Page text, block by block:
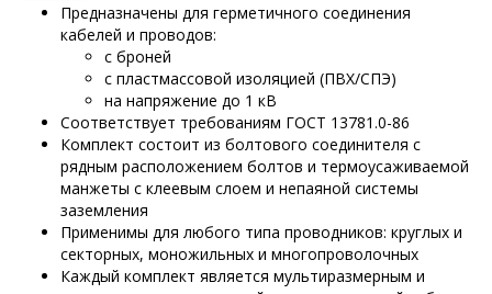
Предназначены для герметичного соединения
кабелей и проводов:
с броней
с пластмассовой изоляцией (ПВХ/СПЭ)
на напряжение до 1 кВ
Соответствует требованиям ГОСТ 13781.0-86
Комплект состоит из болтового соединителя с
рядным расположением болтов и термоусаживаемой
манжеты с клеевым слоем и непаяной системы
заземления
Применимы для любого типа проводников: круглых и
секторных, моножильных и многопроволочных
Каждый комплект является мультиразмерным и